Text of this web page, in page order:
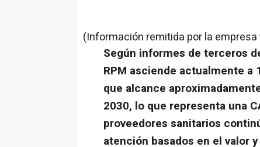
(Información remitida por la
Según informes de terceros
RPM asciende actualmente
que alcance
2030, lo que representa una
proveedores sanitarios
atención basados en el valor